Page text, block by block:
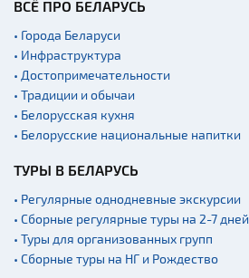
ВСЁ ПРО БЕЛАРУСЬ
• Города Беларуси
• Инфраструктура
• Достопримечательности
• Традиции и обычаи
• Белорусская кухня
• Белорусские национальные напитки
ТУРЫ В БЕЛАРУСЬ
• Регулярные однодневные экскурсии
• Сборные регулярные туры на 2-7 дней
• Туры для организованных групп
• Сборные туры на НГ и Рождество